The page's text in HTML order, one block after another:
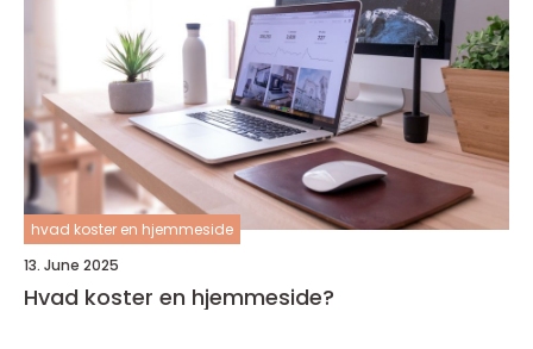
hvad koster en hjemmeside
13. June 2025
Hvad koster en hjemmeside?